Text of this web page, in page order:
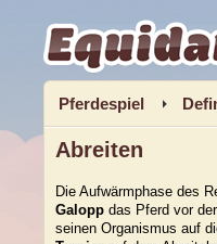
Equidan
Pferdespiel
Abreiten
Die Aufwärmphase des
Galopp das Pferd vor
seinen Organismus auf